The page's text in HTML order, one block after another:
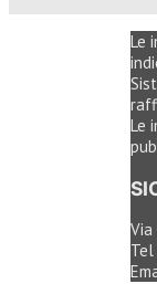
Le
Le
Via
Tel